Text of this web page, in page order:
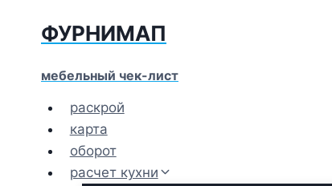
ФУРНИМАП
мебельный чек-лист
раскрой
карта
оборот
расчет кухни